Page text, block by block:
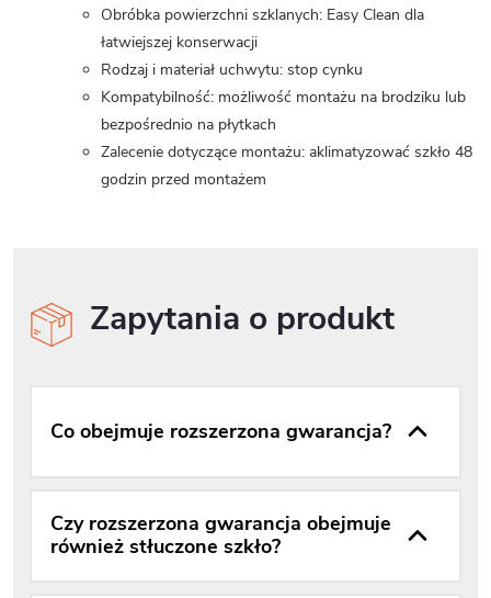
Obróbka powierzchni szklanych: Easy Clean dla
łatwiejszej konserwacji
Rodzaj i materiał uchwytu: stop cynku
Kompatybilność: możliwość montażu na brodziku lub
bezpośrednio na płytkach
Zalecenie dotyczące montażu: aklimatyzować szkło 48
godzin przed montażem
Zapytania o produkt
Co obejmuje rozszerzona gwarancja?
Czy rozszerzona gwarancja obejmuje
również stłuczone szkło?